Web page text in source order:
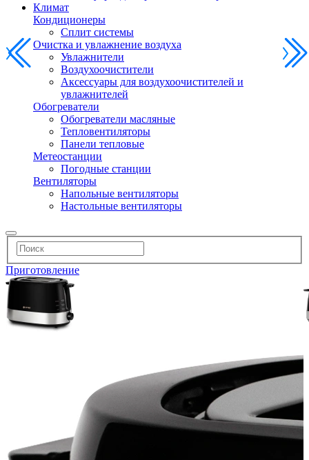
Климат
Кондиционеры
Сплит системы
Очистка и увлажнение воздуха
Увлажнители
Воздухоочистители
Аксессуары для воздухоочистителей и
увлажнителей
Обогреватели
Обогреватели масляные
Тепловентиляторы
Панели тепловые
Метеостанции
Погодные станции
Вентиляторы
Напольные вентиляторы
Настольные вентиляторы
Приготовление